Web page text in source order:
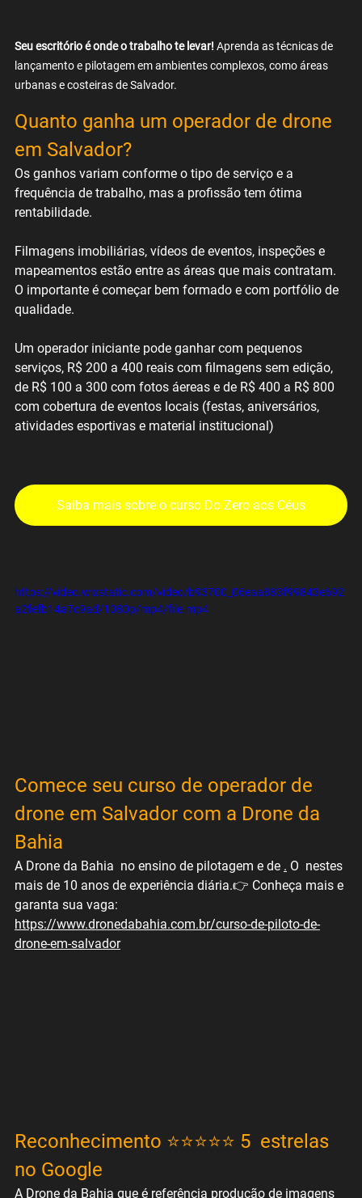
Seu escritório é onde o trabalho te levar! Aprenda as técnicas de
lançamento e pilotagem em ambientes complexos, como áreas
urbanas e costeiras de Salvador.
Quanto ganha um operador de drone
em Salvador?
Os ganhos variam conforme o tipo de serviço e a
frequência de trabalho, mas a profissão tem ótima
rentabilidade.
Filmagens imobiliárias, vídeos de eventos, inspeções e
mapeamentos estão entre as áreas que mais contratam.
O importante é começar bem formado e com portfólio de
qualidade.
Um operador iniciante pode ganhar com pequenos
serviços, R$ 200 a 400 reais com filmagens sem edição,
de R$ 100 a 300 com fotos áereas e de R$ 400 a R$ 800
com cobertura de eventos locais (festas, aniversários,
atividades esportivas e material institucional)
Saiba mais sobre o curso Do Zero aos Céus
https://video.wixstatic.com/video/b93700_06eaa883f99843e692
a2fefb14a7c9ad/1080p/mp4/file.mp4
Comece seu curso de operador de
drone em Salvador com a Drone da
Bahia
A Drone da Bahia  no ensino de pilotagem e de . O  nestes
mais de 10 anos de experiência diária.👉 Conheça mais e
garanta sua vaga:
https://www.dronedabahia.com.br/curso-de-piloto-de-
drone-em-salvador
Reconhecimento ⭐⭐⭐⭐⭐ 5  estrelas
no Google
A Drone da Bahia que é referência produção de imagens